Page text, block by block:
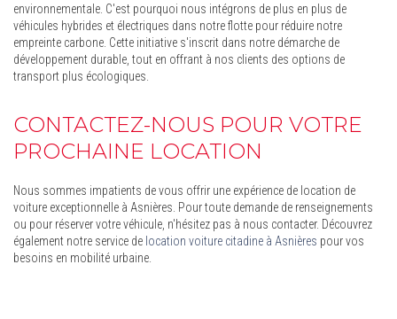
environnementale. C'est pourquoi nous intégrons de plus en plus de
véhicules hybrides et électriques dans notre flotte pour réduire notre
empreinte carbone. Cette initiative s'inscrit dans notre démarche de
développement durable, tout en offrant à nos clients des options de
transport plus écologiques.
CONTACTEZ-NOUS POUR VOTRE
PROCHAINE LOCATION
Nous sommes impatients de vous offrir une expérience de location de
voiture exceptionnelle à Asnières. Pour toute demande de renseignements
ou pour réserver votre véhicule, n'hésitez pas à nous contacter. Découvrez
également notre service de location voiture citadine à Asnières pour vos
besoins en mobilité urbaine.